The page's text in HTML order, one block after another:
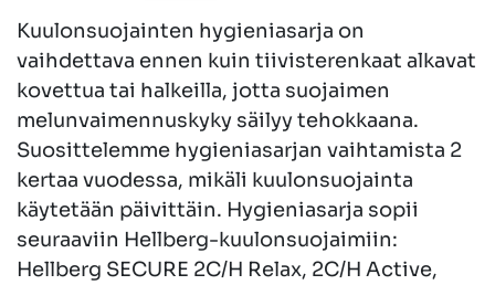
Kuulonsuojainten hygieniasarja on
vaihdettava ennen kuin tiivisterenkaat alkavat
kovettua tai halkeilla, jotta suojaimen
melunvaimennuskyky säilyy tehokkaana.
Suosittelemme hygieniasarjan vaihtamista 2
kertaa vuodessa, mikäli kuulonsuojainta
käytetään päivittäin. Hygieniasarja sopii
seuraaviin Hellberg-kuulonsuojaimiin:
Hellberg SECURE 2C/H Relax, 2C/H Active,